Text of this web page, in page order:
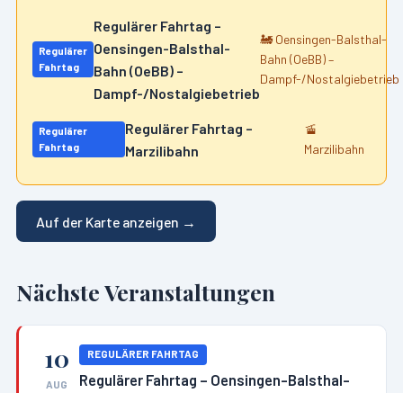
Regulärer
Fahrtag
Regulärer Fahrtag –
Oensingen-Balsthal-
Bahn (OeBB) –
Dampf-/Nostalgiebetrieb
🚂 Oensingen-Balsthal-
Bahn (OeBB) –
Dampf-/Nostalgiebetrieb
Regulärer
Fahrtag
Regulärer Fahrtag –
Marzilibahn
🚡
Marzilibahn
Auf der Karte anzeigen →
Nächste Veranstaltungen
10
AUG
REGULÄRER FAHRTAG
Regulärer Fahrtag – Oensingen-Balsthal-